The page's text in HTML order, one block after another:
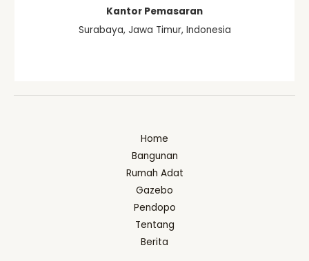
Kantor Pemasaran
Surabaya, Jawa Timur, Indonesia
Home
Bangunan
Rumah Adat
Gazebo
Pendopo
Tentang
Berita